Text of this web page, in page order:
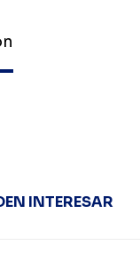
INTERESAR